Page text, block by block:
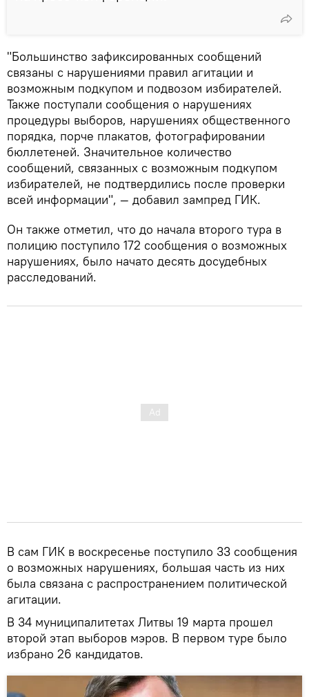
"Большинство зафиксированных сообщений
связаны с нарушениями правил агитации и
возможным подкупом и подвозом избирателей.
Также поступали сообщения о нарушениях
процедуры выборов, нарушениях общественного
порядка, порче плакатов, фотографировании
бюллетеней. Значительное количество
сообщений, связанных с возможным подкупом
избирателей, не подтвердились после проверки
всей информации", — добавил зампред ГИК.
Он также отметил, что до начала второго тура в
полицию поступило 172 сообщения о возможных
нарушениях, было начато десять досудебных
расследований.
В сам ГИК в воскресенье поступило 33 сообщения
о возможных нарушениях, большая часть из них
была связана с распространением политической
агитации.
В 34 муниципалитетах Литвы 19 марта прошел
второй этап выборов мэров. В первом туре было
избрано 26 кандидатов.